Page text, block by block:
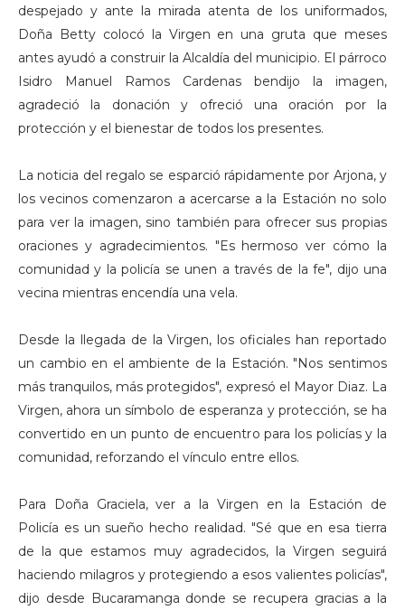
despejado y ante la mirada atenta de los uniformados,
Doña Betty colocó la Virgen en una gruta que meses
antes ayudó a construir la Alcaldía del municipio. El párroco
Isidro Manuel Ramos Cardenas bendijo la imagen,
agradeció la donación y ofreció una oración por la
protección y el bienestar de todos los presentes.
La noticia del regalo se esparció rápidamente por Arjona, y
los vecinos comenzaron a acercarse a la Estación no solo
para ver la imagen, sino también para ofrecer sus propias
oraciones y agradecimientos. "Es hermoso ver cómo la
comunidad y la policía se unen a través de la fe", dijo una
vecina mientras encendía una vela.
Desde la llegada de la Virgen, los oficiales han reportado
un cambio en el ambiente de la Estación. "Nos sentimos
más tranquilos, más protegidos", expresó el Mayor Diaz. La
Virgen, ahora un símbolo de esperanza y protección, se ha
convertido en un punto de encuentro para los policías y la
comunidad, reforzando el vínculo entre ellos.
Para Doña Graciela, ver a la Virgen en la Estación de
Policía es un sueño hecho realidad. "Sé que en esa tierra
de la que estamos muy agradecidos, la Virgen seguirá
haciendo milagros y protegiendo a esos valientes policías",
dijo desde Bucaramanga donde se recupera gracias a la